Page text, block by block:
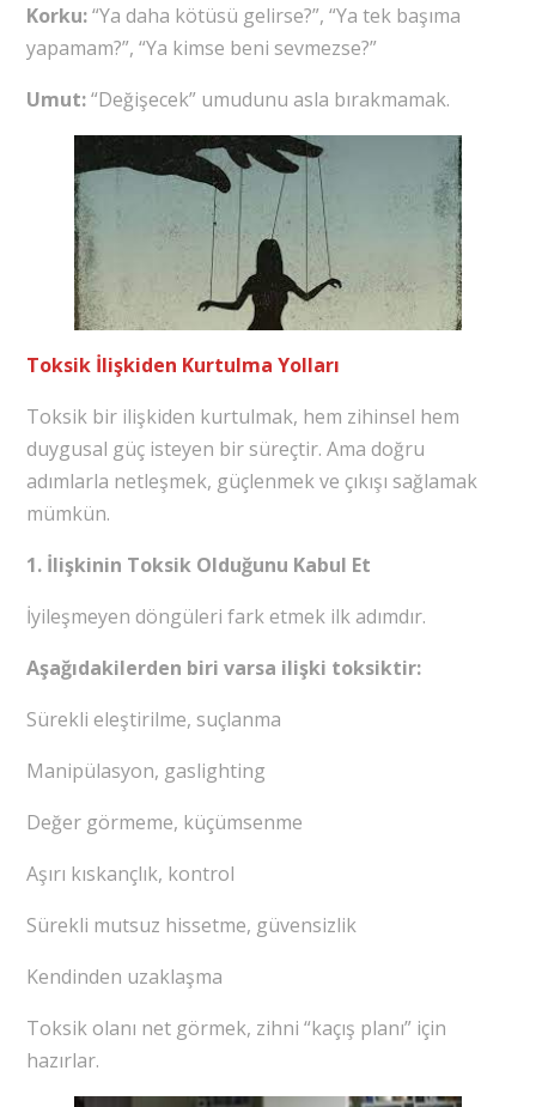
Korku:“Ya daha kötüsü gelirse?”, “Ya tek başıma
yapamam?”, “Ya kimse beni sevmezse?”
Umut:“Değişecek” umudunu asla bırakmamak.
Toksik İlişkiden Kurtulma Yolları
Toksik bir ilişkiden kurtulmak, hem zihinsel hem
duygusal güç isteyen bir süreçtir. Ama doğru
adımlarla netleşmek, güçlenmek ve çıkışı sağlamak
mümkün.
1. İlişkinin Toksik Olduğunu Kabul Et
İyileşmeyen döngüleri fark etmek ilk adımdır.
Aşağıdakilerden biri varsa ilişki toksiktir:
Sürekli eleştirilme, suçlanma
Manipülasyon, gaslighting
Değer görmeme, küçümsenme
Aşırı kıskançlık, kontrol
Sürekli mutsuz hissetme, güvensizlik
Kendinden uzaklaşma
Toksik olanı net görmek, zihni “kaçış planı” için
hazırlar.